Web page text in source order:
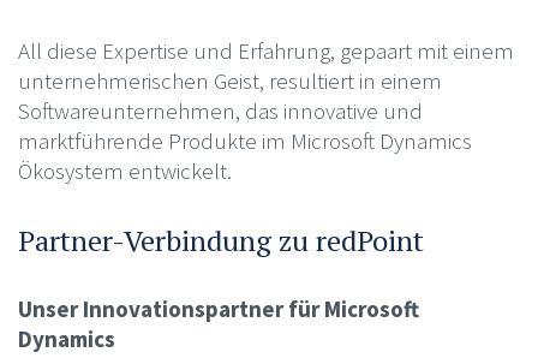
All diese Expertise und Erfahrung, gepaart mit einem
unternehmerischen Geist, resultiert in einem
Softwareunternehmen, das innovative und
marktführende Produkte im Microsoft Dynamics
Ökosystem entwickelt.
Partner-Verbindung zu redPoint
Unser Innovationspartner für Microsoft
Dynamics